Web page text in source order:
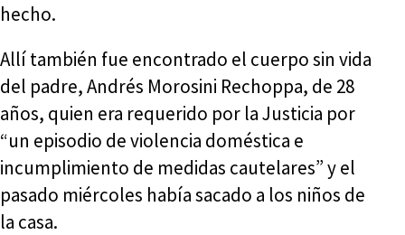
hecho.
Allí también fue encontrado el cuerpo sin vida
del padre, Andrés Morosini Rechoppa, de 28
años, quien era requerido por la Justicia por
“un episodio de violencia doméstica e
incumplimiento de medidas cautelares” y el
pasado miércoles había sacado a los niños de
la casa.